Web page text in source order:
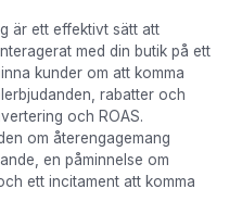
är ett effektivt sätt att
med din butik på ett
kunder om att komma
rabatter och
och ROAS.
om återengagemang
en påminnelse om
ett incitament att komma